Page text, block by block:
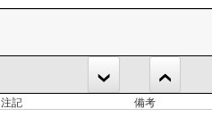
注記 備考